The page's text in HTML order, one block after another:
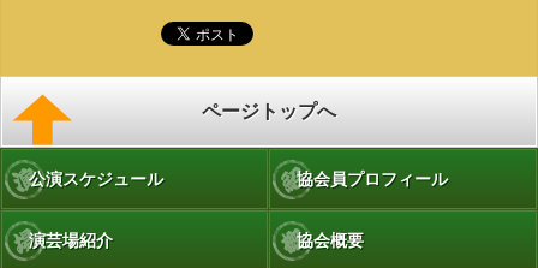
ページトップへ
公演スケジュール 協会員プロフィール
演芸場紹介 協会概要